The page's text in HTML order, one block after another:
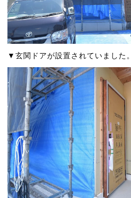
▼玄関ドアが設置されていました。